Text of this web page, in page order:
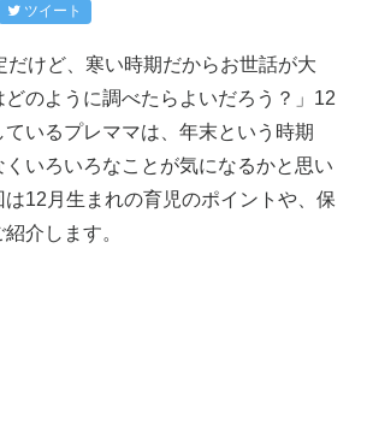
ツイート
だけど、寒い時期だからお世話が大
のように調べたらよいだろう？」12
ているプレママは、年末という時期
いろいろなことが気になるかと思い
は12月生まれの育児のポイントや、保
介します。